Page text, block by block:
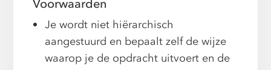
Voorwaarden
Je wordt niet hiërarchisch
aangestuurd en bepaalt zelf de wijze
waarop je de opdracht uitvoert en de